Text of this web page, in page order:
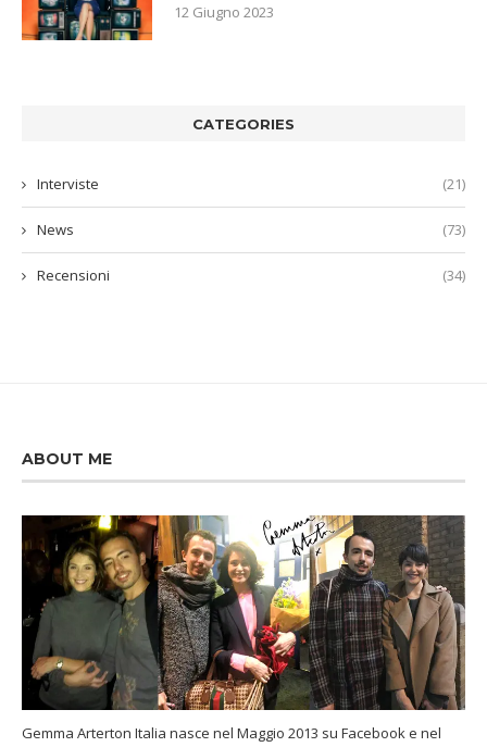
12 Giugno 2023
CATEGORIES
Interviste (21)
News (73)
Recensioni (34)
ABOUT ME
Gemma Arterton Italia nasce nel Maggio 2013 su Facebook e nel